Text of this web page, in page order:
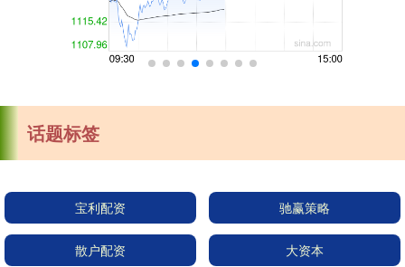
话题标签
宝利配资 驰赢策略
散户配资 大资本